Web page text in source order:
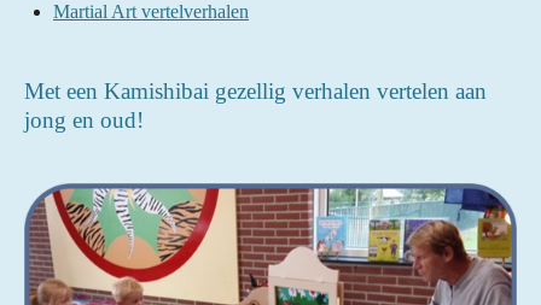
Martial Art vertelverhalen
Met een Kamishibai gezellig verhalen vertelen aan
jong en oud!